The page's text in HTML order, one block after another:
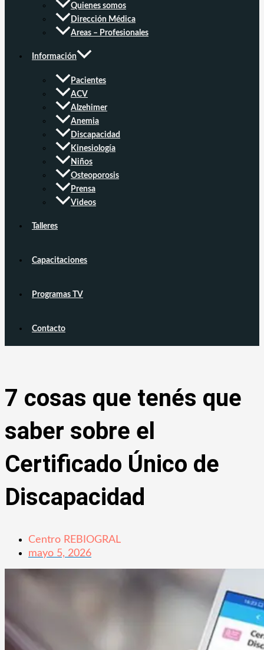
Quienes somos
Dirección Médica
Areas – Profesionales
Información
Pacientes
ACV
Alzehimer
Anemia
Discapacidad
Kinesiología
Niños
Osteoporosis
Prensa
Videos
Talleres
Capacitaciones
Programas TV
Contacto
7 cosas que tenés que
saber sobre el
Certificado Único de
Discapacidad
Centro REBIOGRAL
mayo 5, 2026